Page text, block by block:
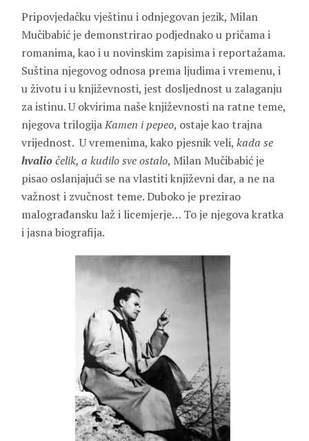
Pripovjedačku vještinu i odnjegovan jezik, Milan
Mučibabić je demonstrirao podjednako u pričama i
romanima, kao i u novinskim zapisima i reportažama.
Suština njegovog odnosa prema ljudima i vremenu, i
u životu i u književnosti, jest dosljednost u zalaganju
za istinu. U okvirima naše književnosti na ratne teme,
njegova trilogijaKamen i pepeo, ostaje kao trajna
vrijednost. U vremenima, kako pjesnik veli, kada se
hvaliočelik, a kudilo sve ostalo, Milan Mučibabić je
pisao oslanjajući se na vlastiti književni dar, a ne na
važnost i zvučnost teme. Duboko je prezirao
malograđansku laž i licemjerje… To je njegova kratka
i jasna biografija.